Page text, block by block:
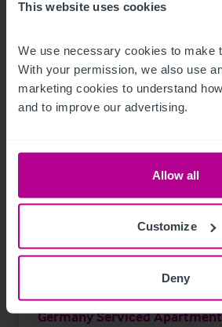
This website uses cookies
We use necessary cookies to make
With your permission, we also use
marketing cookies to understand
and to improve our advertising.
Allow all
Customize
Deny
Germany Serviced